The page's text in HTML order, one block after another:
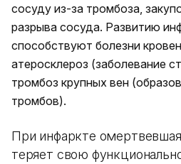
сосуду из-за тромбоза,
разрыва сосуда. Развитию
способствуют болезни
атеросклероз (заболевание
тромбоз крупных вен
тромбов).
При инфаркте
теряет свою